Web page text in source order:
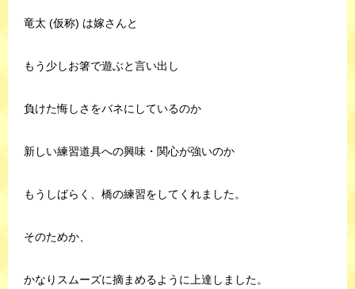
竜太 (仮称) は嫁さんと
もう少しお箸で遊ぶと言い出し
負けた悔しさをバネにしているのか
新しい練習道具への興味・関心が強いのか
もうしばらく、橋の練習をしてくれました。
そのためか、
かなりスムーズに摘まめるように上達しました。